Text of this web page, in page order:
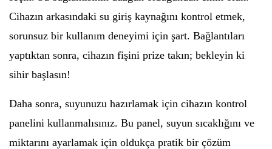
Cihazın arkasındaki su giriş kaynağını kontrol etmek,
sorunsuz bir kullanım deneyimi için şart. Bağlantıları
yaptıktan sonra, cihazın fişini prize takın; bekleyin ki
sihir başlasın!
Daha sonra, suyunuzu hazırlamak için cihazın kontrol
panelini kullanmalısınız. Bu panel, suyun sıcaklığını ve
miktarını ayarlamak için oldukça pratik bir çözüm